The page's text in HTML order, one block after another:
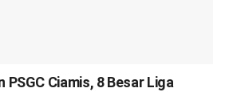
Ciamis, 8 Besar Liga